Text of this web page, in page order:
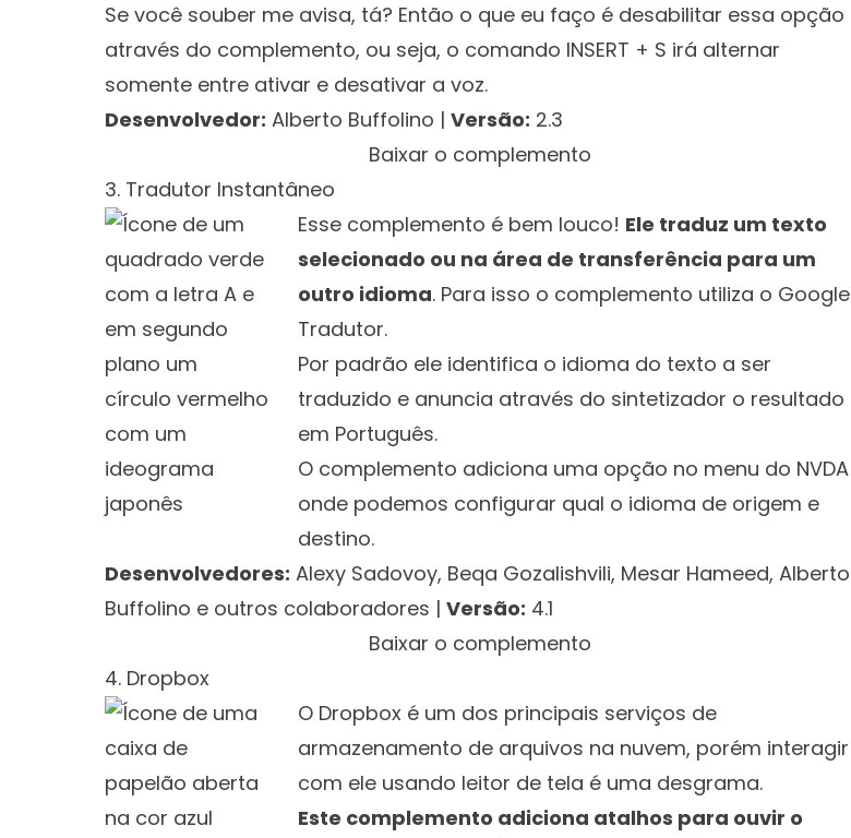
Se você souber me avisa, tá? Então o que eu faço é desabilitar essa opção
através do complemento, ou seja, o comando INSERT + S irá alternar
somente entre ativar e desativar a voz.
Desenvolvedor: Alberto Buffolino | Versão: 2.3
Clique aqui para
Baixar o complemento
3. Tradutor Instantâneo
Esse complemento é bem louco! Ele traduz um texto
selecionado ou na área de transferência para um
outro idioma. Para isso o complemento utiliza o Google
Tradutor.
Por padrão ele identifica o idioma do texto a ser
traduzido e anuncia através do sintetizador o resultado
em Português.
O complemento adiciona uma opção no menu do NVDA
onde podemos configurar qual o idioma de origem e
destino.
Desenvolvedores: Alexy Sadovoy, Beqa Gozalishvili, Mesar Hameed, Alberto
Buffolino e outros colaboradores | Versão: 4.1
Clique aqui para
Baixar o complemento
4. Dropbox
O Dropbox é um dos principais serviços de
armazenamento de arquivos na nuvem, porém interagir
com ele usando leitor de tela é uma desgrama.
Este complemento adiciona atalhos para ouvir o